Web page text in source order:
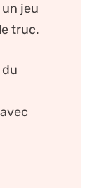
un jeu
truc.